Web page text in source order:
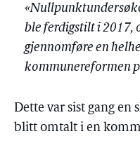
ble ferdigstilt i 2017,
gjennomføre en
kommunereformen
Dette var sist gang en
blitt omtalt i en